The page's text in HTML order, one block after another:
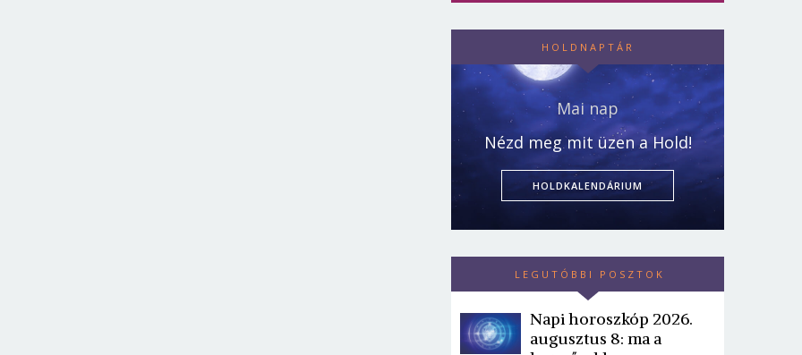
HOLDNAPTÁR
Mai nap
Nézd meg mit üzen a Hold!
HOLDKALENDÁRIUM
LEGUTÓBBI POSZTOK
Napi horoszkóp 2026.
augusztus 8: ma a